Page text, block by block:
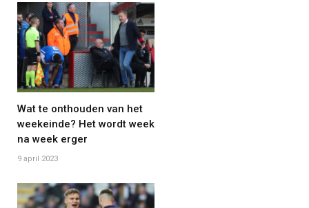
Wat te onthouden van het
weekeinde? Het wordt week
na week erger
9 april 2023